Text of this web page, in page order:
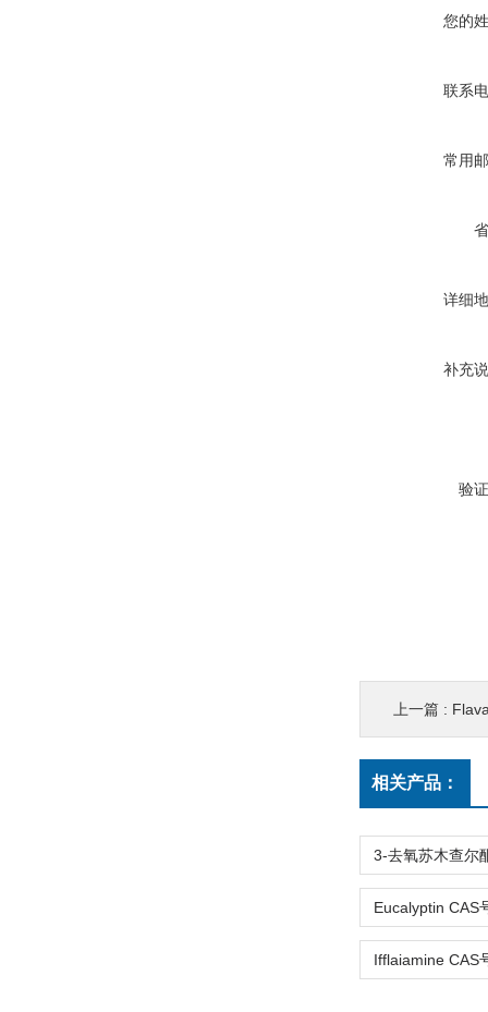
您的
联系
常用
详细
补充
验
上一篇 :
相关产品：